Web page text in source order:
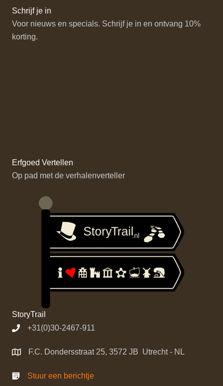
Schrijf je in
Voor nieuws en specials. Schrijf je in en ontvang 10%
korting.
Erfgoed Vertellen
Op pad met de verhalenverteller
StoryTrail
+31(0)30-2467-911
F.C. Dondersstraat 25, 3572 JB Utrecht - NL
Stuur een berichtje